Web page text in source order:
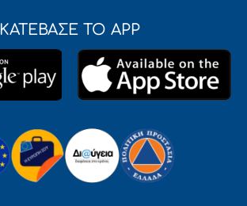
ΚΑΤΕΒΑΣΕ ΤΟ APP